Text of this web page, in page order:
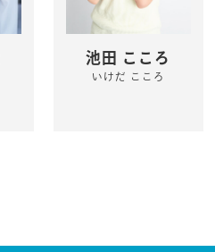
池田 こころ
いけだ こころ